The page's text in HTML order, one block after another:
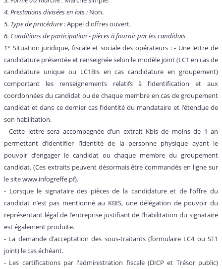
4. Prestations divisées en lots : Non.
5. Type de procédure :Appel d'offres ouvert.
6. Conditions de participation - pièces à fournir par les candidats
1° Situation juridique, fiscale et sociale des opérateurs : - Une lettre de
candidature présentée et renseignée selon le modèle joint (LC1 en cas de
candidature unique ou LC1Bis en cas candidature en groupement)
comportant les renseignements relatifs à l’identification et aux
coordonnées du candidat ou de chaque membre en cas de groupement
candidat et dans ce dernier cas l’identité du mandataire et l’étendue de
son habilitation.
- Cette lettre sera accompagnée d’un extrait Kbis de moins de 1 an
permettant d’identifier l’identité de la personne physique ayant le
pouvoir d’engager le candidat ou chaque membre du groupement
candidat. (Ces extraits peuvent désormais être commandés en ligne sur
le site www.infogreffe.pf).
- Lorsque le signataire des pièces de la candidature et de l’offre du
candidat n’est pas mentionné au KBIS, une délégation de pouvoir du
représentant légal de l’entreprise justifiant de l’habilitation du signataire
est également produite.
- La demande d’acceptation des sous-traitants (formulaire LC4 ou ST1
joint) le cas échéant.
- Les certifications par l'administration fiscale (DICP et Trésor public)